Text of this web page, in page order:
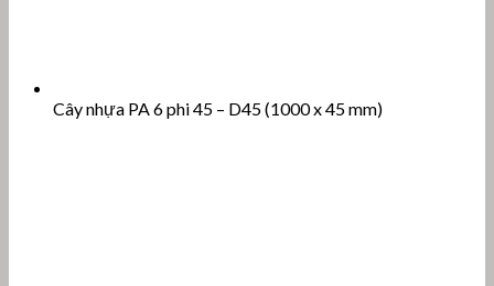
Cây nhựa PA 6 phi 45 – D45 (1000 x 45 mm)